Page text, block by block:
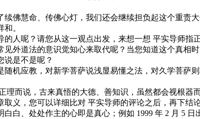
慧命、传佛心灯，我们还会继续担负起这个重责
。
呢？请您从这一观点出发，来想一想 平实导师指
外道法的意识觉知心来取代呢？当您知道这个真相
说是不是呢？
应教，对新学菩萨说浅显易懂之法，对久学菩萨
说，古来真悟的大德、善知识，虽然都会视根器
义，您可以详细比对 平实导师的评论之后，再下结
、处处作主的心即是真心；例如 1999 年 2 月 5 日